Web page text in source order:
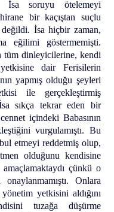
İsa soruyu ötelemeyi
bir kaçıştan suçlu
İsa hiçbir zaman,
eğilimi göstermemişti.
tüm dinleyicilerine, kendi
dair Ferisilerin
yapmış olduğu şeyleri
ile gerçekleştirmiş
sıkça tekrar eden bir
içindeki Babasının
vurgulamıştı. Bu
etmeyi reddetmiş olup,
olduğunu kendisine
çünkü o
Onlara
yetkisini aldığını
tuzağa düşürme